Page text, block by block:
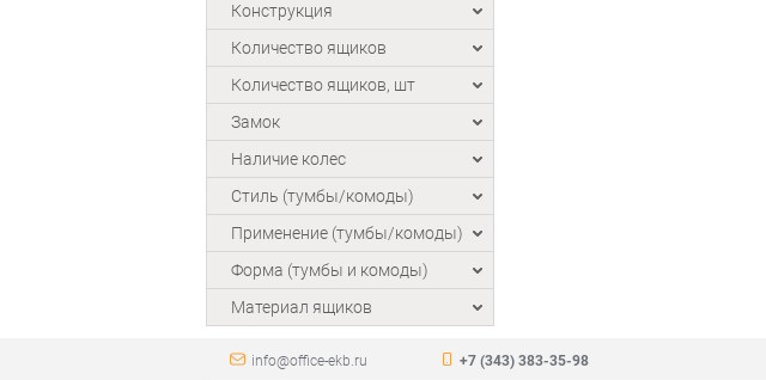
Конструкция
Количество ящиков
Количество ящиков, шт
Замок
Наличие колес
Стиль (тумбы/комоды)
Применение (тумбы/комоды)
Форма (тумбы и комоды)
Материал ящиков
info@office-ekb.ru +7 (343) 383-35-98